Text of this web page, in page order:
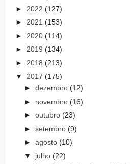
► 2022 (127)
► 2021 (153)
► 2020 (114)
► 2019 (134)
► 2018 (213)
▼ 2017 (175)
► dezembro (12)
► novembro (16)
► outubro (23)
► setembro (9)
► agosto (10)
▼ julho (22)